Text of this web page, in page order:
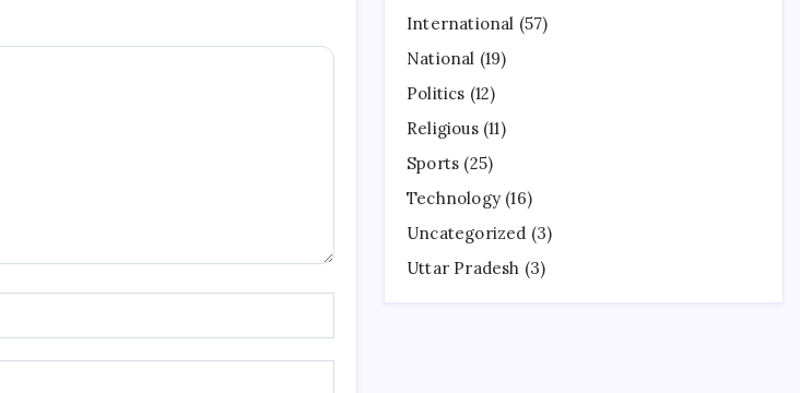
International (57)
National (19)
Politics (12)
Religious(11)
Sports (25)
Technology (16)
Uncategorized (3)
Uttar Pradesh (3)